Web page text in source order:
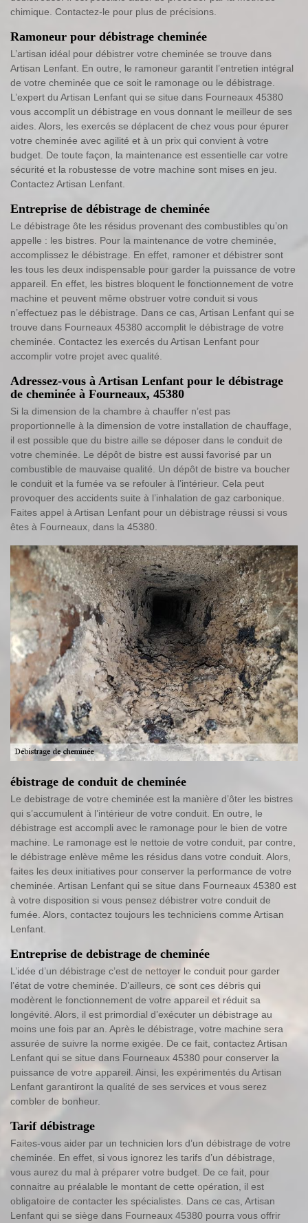
chimique. Contactez-le pour plus de précisions.
Ramoneur pour débistrage cheminée
L’artisan idéal pour débistrer votre cheminée se trouve dans
Artisan Lenfant. En outre, le ramoneur garantit l’entretien intégral
de votre cheminée que ce soit le ramonage ou le débistrage.
L’expert du Artisan Lenfant qui se situe dans Fourneaux 45380
vous accomplit un débistrage en vous donnant le meilleur de ses
aides. Alors, les exercés se déplacent de chez vous pour épurer
votre cheminée avec agilité et à un prix qui convient à votre
budget. De toute façon, la maintenance est essentielle car votre
sécurité et la robustesse de votre machine sont mises en jeu.
Contactez Artisan Lenfant.
Entreprise de débistrage de cheminée
Le débistrage ôte les résidus provenant des combustibles qu’on
appelle : les bistres. Pour la maintenance de votre cheminée,
accomplissez le débistrage. En effet, ramoner et débistrer sont
les tous les deux indispensable pour garder la puissance de votre
appareil. En effet, les bistres bloquent le fonctionnement de votre
machine et peuvent même obstruer votre conduit si vous
n’effectuez pas le débistrage. Dans ce cas, Artisan Lenfant qui se
trouve dans Fourneaux 45380 accomplit le débistrage de votre
cheminée. Contactez les exercés du Artisan Lenfant pour
accomplir votre projet avec qualité.
Adressez-vous à Artisan Lenfant pour le débistrage
de cheminée à Fourneaux, 45380
Si la dimension de la chambre à chauffer n’est pas
proportionnelle à la dimension de votre installation de chauffage,
il est possible que du bistre aille se déposer dans le conduit de
votre cheminée. Le dépôt de bistre est aussi favorisé par un
combustible de mauvaise qualité. Un dépôt de bistre va boucher
le conduit et la fumée va se refouler à l’intérieur. Cela peut
provoquer des accidents suite à l’inhalation de gaz carbonique.
Faites appel à Artisan Lenfant pour un débistrage réussi si vous
êtes à Fourneaux, dans la 45380.
ébistrage de conduit de cheminée
Le debistrage de votre cheminée est la manière d’ôter les bistres
qui s’accumulent à l’intérieur de votre conduit. En outre, le
débistrage est accompli avec le ramonage pour le bien de votre
machine. Le ramonage est le nettoie de votre conduit, par contre,
le débistrage enlève même les résidus dans votre conduit. Alors,
faites les deux initiatives pour conserver la performance de votre
cheminée. Artisan Lenfant qui se situe dans Fourneaux 45380 est
à votre disposition si vous pensez débistrer votre conduit de
fumée. Alors, contactez toujours les techniciens comme Artisan
Lenfant.
Entreprise de debistrage de cheminée
L’idée d’un débistrage c’est de nettoyer le conduit pour garder
l’état de votre cheminée. D’ailleurs, ce sont ces débris qui
modèrent le fonctionnement de votre appareil et réduit sa
longévité. Alors, il est primordial d’exécuter un débistrage au
moins une fois par an. Après le débistrage, votre machine sera
assurée de suivre la norme exigée. De ce fait, contactez Artisan
Lenfant qui se situe dans Fourneaux 45380 pour conserver la
puissance de votre appareil. Ainsi, les expérimentés du Artisan
Lenfant garantiront la qualité de ses services et vous serez
combler de bonheur.
Tarif débistrage
Faites-vous aider par un technicien lors d’un débistrage de votre
cheminée. En effet, si vous ignorez les tarifs d’un débistrage,
vous aurez du mal à préparer votre budget. De ce fait, pour
connaitre au préalable le montant de cette opération, il est
obligatoire de contacter les spécialistes. Dans ce cas, Artisan
Lenfant qui se siège dans Fourneaux 45380 pourra vous offrir